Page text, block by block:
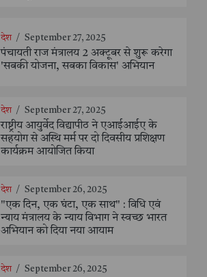
देश / September 27, 2025
पंचायती राज मंत्रालय 2 अक्टूबर से शुरू करेगा
'सबकी योजना, सबका विकास' अभियान
देश / September 27, 2025
राष्ट्रीय आयुर्वेद विद्यापीठ ने एआईआईए के
सहयोग से अस्थि मर्म पर दो दिवसीय प्रशिक्षण
कार्यक्रम आयोजित किया
देश / September 26, 2025
"एक दिन, एक घंटा, एक साथ" : विधि एवं
न्याय मंत्रालय के न्याय विभाग ने स्वच्छ भारत
अभियान को दिया नया आयाम
देश / September 26, 2025